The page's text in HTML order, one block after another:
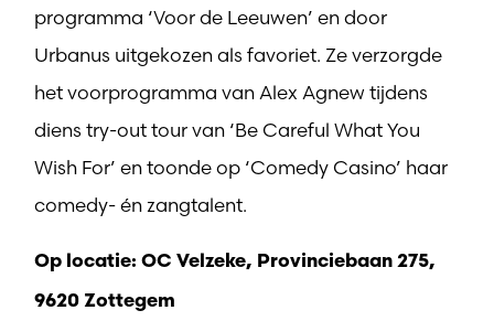
programma ‘Voor de Leeuwen’ en door
Urbanus uitgekozen als favoriet. Ze verzorgde
het voorprogramma van Alex Agnew tijdens
diens try-out tour van ‘Be Careful What You
Wish For’ en toonde op ‘Comedy Casino’ haar
comedy- én zangtalent.
Op locatie: OC Velzeke, Provinciebaan 275,
9620 Zottegem